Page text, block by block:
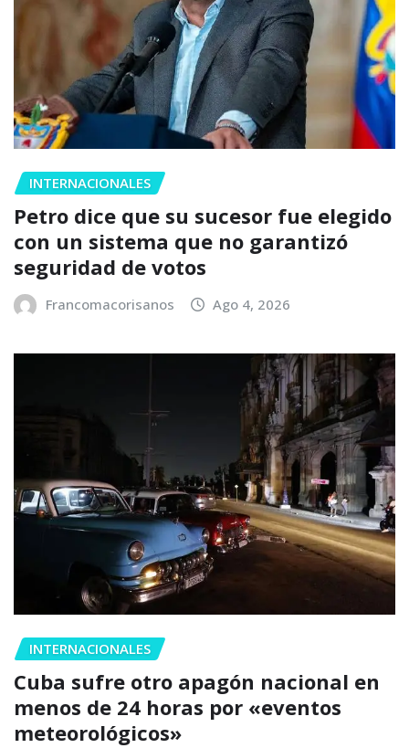
INTERNACIONALES
Petro dice que su sucesor fue elegido
con un sistema que no garantizó
seguridad de votos
Francomacorisanos Ago 4, 2026
INTERNACIONALES
Cuba sufre otro apagón nacional en
menos de 24 horas por «eventos
meteorológicos»